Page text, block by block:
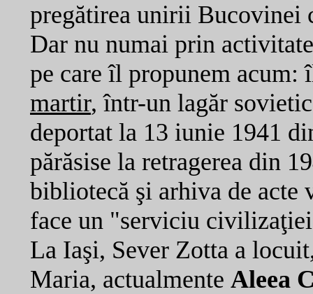
pregătirea unirii Bucovinei
Dar nu numai prin
pe care îl propunem
martir, într-un lagăr
deportat la 13 iunie 1941
părăsise la retragerea din
bibliotecă şi arhiva de acte
face un "serviciu
La Iaşi, Sever Zotta a
Maria, actualmente Aleea